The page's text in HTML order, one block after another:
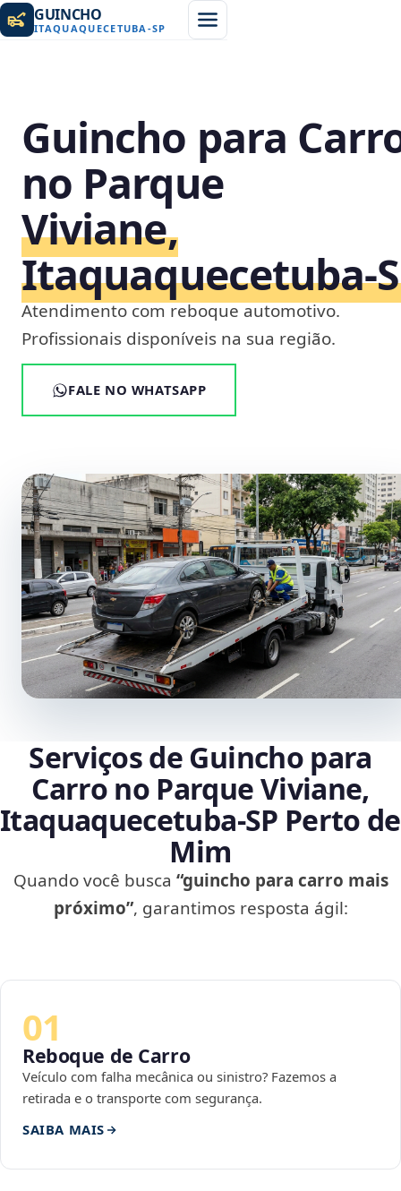
GUINCHO
ITAQUAQUECETUBA -SP
Guincho para
no Parque
Viviane,
Atendimento com reboque automotivo.
Profissionais disponíveis na sua região.
FALE NO WHATSAPP
Serviços de Guincho para
Carro no Parque Viviane,
Itaquaquecetuba‑SP Perto de
Mim
Quando você busca “guincho para carro mais
próximo”, garantimos resposta ágil:
01
Reboque de Carro
Veículo com falha mecânica ou sinistro? Fazemos a
retirada e o transporte com segurança.
SAIBA MAIS